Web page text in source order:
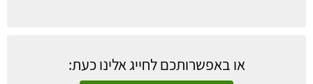
או באפשרותכם לחייג אלינו כעת: